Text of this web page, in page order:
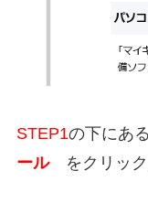
STEP1の下にあ
ール
をクリック